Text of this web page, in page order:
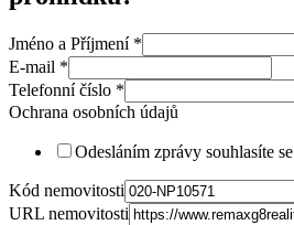
Jméno a Příjmení *
E-mail *
Telefonní číslo *
Ochrana osobních údajů
Odesláním zprávy souhlasíte se
Kód nemovitosti
URL nemovitosti